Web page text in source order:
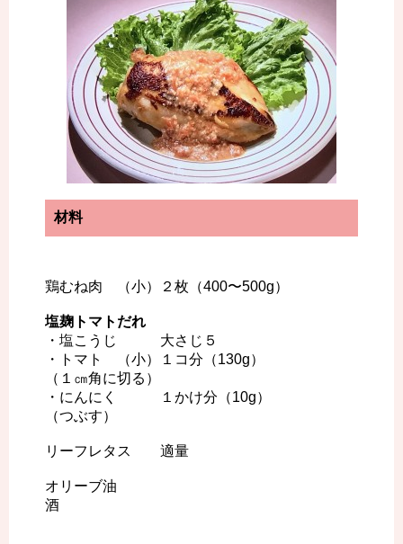
材料
鶏むね肉 （小）２枚（400〜500g）
塩麹トマトだれ
・塩こうじ 大さじ５
・トマト （小）１コ分（130g）
（１㎝角に切る）
・にんにく １かけ分（10g）
（つぶす）
リーフレタス 適量
オリーブ油
酒